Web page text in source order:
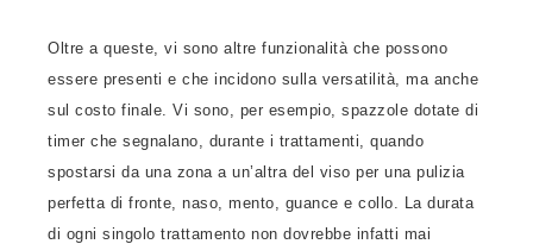
Oltre a queste, vi sono altre funzionalità che possono
essere presenti e che incidono sulla versatilità, ma anche
sul costo finale. Vi sono, per esempio, spazzole dotate di
timer che segnalano, durante i trattamenti, quando
spostarsi da una zona a un’altra del viso per una pulizia
perfetta di fronte, naso, mento, guance e collo. La durata
di ogni singolo trattamento non dovrebbe infatti mai